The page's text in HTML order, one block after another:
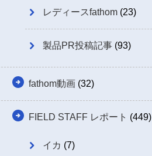
レディースfathom (23)
製品PR投稿記事 (93)
fathom動画 (32)
FIELD STAFF レポート (449)
イカ (7)